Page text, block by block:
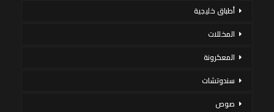
أطباق خليجية
المخللات
المعكرونة
سندوتشات
صوص